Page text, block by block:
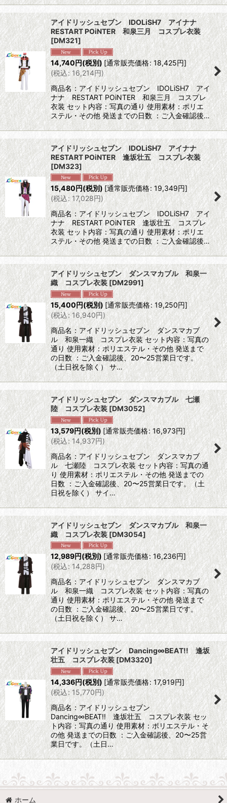
アイドリッシュセブン IDOLiSH7 アイナナ
RESTART POiNTER 和泉三月 コスプレ衣装
[DM321]
14,740円(税別)[通常販売価格: 18,425円]
(税込: 16,214円)
商品名：アイドリッシュセブン IDOLiSH7 アイ
ナナ RESTART POiNTER 和泉三月 コスプレ
衣装 セット内容：写真の通り 使用素材：ポリエ
ステル・その他 発送までの日数 ：ご入金確認後…
アイドリッシュセブン IDOLiSH7 アイナナ
RESTART POiNTER 逢坂壮五 コスプレ衣装
[DM323]
15,480円(税別) [通常販売価格: 19,349円]
(税込: 17,028円)
商品名：アイドリッシュセブン IDOLiSH7 アイ
ナナ RESTART POiNTER 逢坂壮五 コスプレ
衣装 セット内容：写真の通り 使用素材：ポリエ
ステル・その他 発送までの日数 ：ご入金確認後…
アイドリッシュセブン ダンスマカブル 和泉一
織 コスプレ衣装 [DM2991]
15,400円(税別) [通常販売価格: 19,250円]
(税込: 16,940円)
商品名：アイドリッシュセブン ダンスマカブ
ル 和泉一織 コスプレ衣装 セット内容：写真の
通り 使用素材：ポリエステル・その他 発送まで
の日数 ：ご入金確認後、20〜25営業日です。
（土日祝を除く） サ…
アイドリッシュセブン ダンスマカブル 七瀬
陸 コスプレ衣装[DM3052]
13,579円(税別) [通常販売価格: 16,973円]
(税込: 14,937円)
商品名：アイドリッシュセブン ダンスマカブ
ル 七瀬陸 コスプレ衣装 セット内容：写真の通
り 使用素材：ポリエステル・その他 発送までの
日数 ：ご入金確認後、20〜25営業日です。（土
日祝を除く） サイ…
アイドリッシュセブン ダンスマカブル 和泉一
織 コスプレ衣装[DM3054]
12,989円(税別) [通常販売価格: 16,236円]
(税込: 14,288円)
商品名：アイドリッシュセブン ダンスマカブ
ル 和泉一織 コスプレ衣装 セット内容：写真の
通り 使用素材：ポリエステル・その他 発送まで
の日数 ：ご入金確認後、20〜25営業日です。
（土日祝を除く） サ…
アイドリッシュセブン Dancing∞BEAT!! 逢坂
壮五 コスプレ衣装 [DM3320]
14,336円(税別) [通常販売価格: 17,919円]
(税込: 15,770円)
商品名：アイドリッシュセブン
Dancing∞BEAT!! 逢坂壮五 コスプレ衣装 セッ
ト内容：写真の通り 使用素材：ポリエステル・そ
の他 発送までの日数 ：ご入金確認後、20〜25営
業日です。（土日…
ホーム